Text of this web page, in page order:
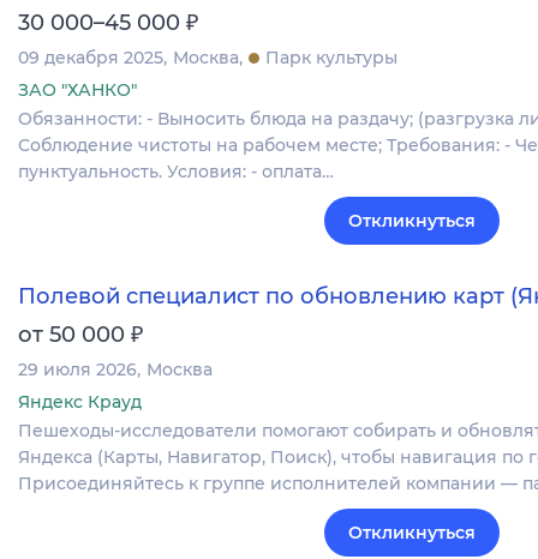
30 000–45 000 ₽
09 декабря 2025 Москва
Парк культуры
ЗАО "ХАНКО"
Обязанности: - Выносить блюда на раздачу; (разгрузка
Соблюдение чистоты на рабочем месте; Требования: -
пунктуальность. Условия: - оплата…
Откликнуться
Полевой специалист по обновлению карт
от 50 000 ₽
29 июля 2026 Москва
Яндекс Крауд
Пешеходы-исследователи помогают собирать и
Яндекса (Карты, Навигатор, Поиск), чтобы навигация по
Присоединяйтесь к группе исполнителей компании —
Откликнуться